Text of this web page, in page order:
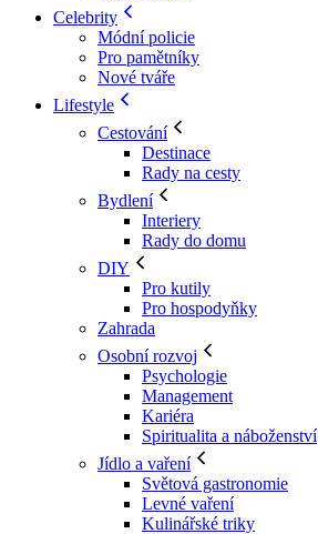
Celebrity
Módní policie
Pro pamětníky
Nové tváře
Lifestyle
Cestování
Destinace
Rady na cesty
Bydlení
Interiery
Rady do domu
DIY
Pro kutily
Pro hospodyňky
Zahrada
Osobní rozvoj
Psychologie
Management
Kariéra
Spiritualita a náboženství
Jídlo a vaření
Světová gastronomie
Levné vaření
Kulinářské triky